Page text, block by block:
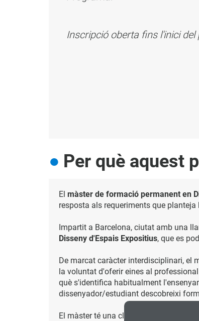
Inscripció oberta fins l'inici
Per què aquest
El màster de formació permanent en
resposta als requeriments que
Impartit a Barcelona, ciutat amb una
Disseny d'Espais Expositius, que es
De marcat caràcter interdisciplinari, el
la voluntat d'oferir eines al
què s'identifica habitualment
dissenyador/estudiant descobreixi
El màster té una clara vocació